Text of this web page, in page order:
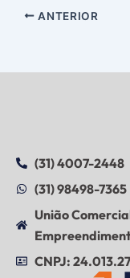
ANTERIOR
(31) 4007-2448
(31) 98498-7365
União
CNPJ: